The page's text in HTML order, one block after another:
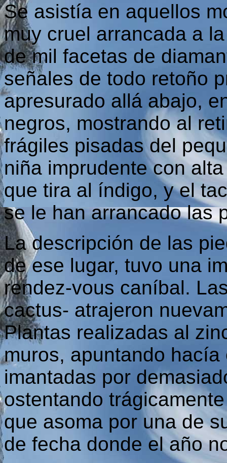
Se asistía en aquellos
muy cruel arrancada a
de mil facetas de
señales de todo retoño
apresurado allá abajo,
negros, mostrando al
frágiles pisadas del
niña imprudente con
que tira al índigo, y el
se le han arrancado las
La descripción de las
de ese lugar, tuvo una
rendez-vous caníbal.
cactus- atrajeron
Plantas realizadas al
muros, apuntando
imantadas por
ostentando
que asoma por una de
de fecha donde el año